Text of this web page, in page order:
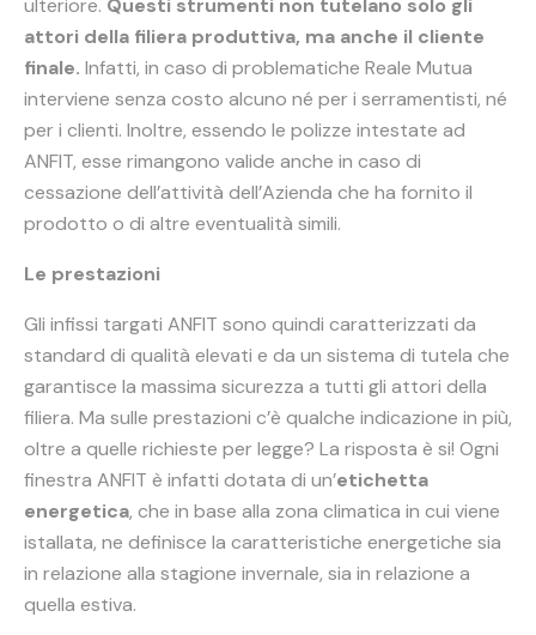
ulteriore. Questi strumenti non tutelano solo gli
attori della filiera produttiva, ma anche il cliente
finale. Infatti, in caso di problematiche Reale Mutua
interviene senza costo alcuno né per i serramentisti, né
per i clienti. Inoltre, essendo le polizze intestate ad
ANFIT, esse rimangono valide anche in caso di
cessazione dell’attività dell’Azienda che ha fornito il
prodotto o di altre eventualità simili.
Le prestazioni
Gli infissi targati ANFIT sono quindi caratterizzati da
standard di qualità elevati e da un sistema di tutela che
garantisce la massima sicurezza a tutti gli attori della
filiera. Ma sulle prestazioni c’è qualche indicazione in più,
oltre a quelle richieste per legge? La risposta è si! Ogni
finestra ANFIT è infatti dotata di un’etichetta
energetica, che in base alla zona climatica in cui viene
istallata, ne definisce la caratteristiche energetiche sia
in relazione alla stagione invernale, sia in relazione a
quella estiva.